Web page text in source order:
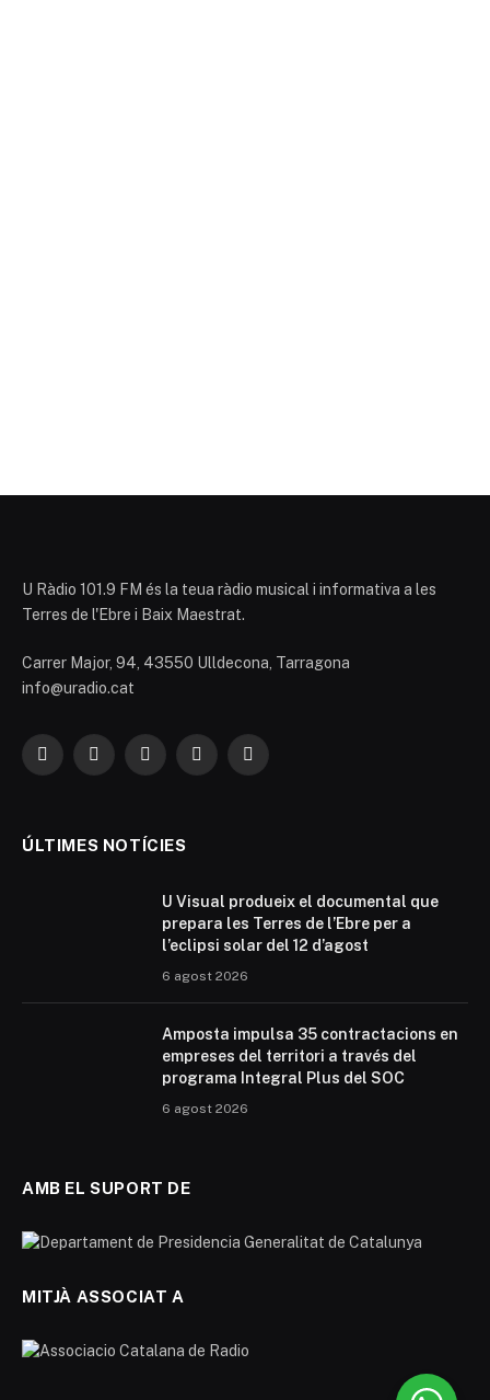
U Ràdio 101.9 FM és la teua ràdio musical i informativa a les
Terres de l'Ebre i Baix Maestrat.
Carrer Major, 94, 43550 Ulldecona, Tarragona
info@uradio.cat
Facebook
X
InstagramYouTubeTikTok
ÚLTIMES NOTÍCIES
U Visual produeix el documental que
prepara les Terres de l’Ebre per a
l’eclipsi solar del 12 d’agost
6 agost 2026
Amposta impulsa 35 contractacions en
empreses del territori a través del
programa Integral Plus del SOC
6 agost 2026
AMB EL SUPORT DE
MITJÀ ASSOCIAT A